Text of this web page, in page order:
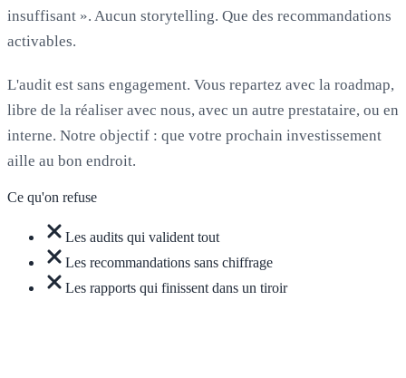
insuffisant ». Aucun storytelling. Que des recommandations
activables.
L'audit est sans engagement. Vous repartez avec la roadmap,
libre de la réaliser avec nous, avec un autre prestataire, ou en
interne. Notre objectif : que votre prochain investissement
aille au bon endroit.
Ce qu'on refuse
Les audits qui valident tout
Les recommandations sans chiffrage
Les rapports qui finissent dans un tiroir